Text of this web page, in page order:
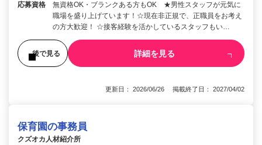
応募資格
無資格OK・ブランクある方もOK ★男性スタッフが元気に
職場を盛り上げています！☆現在非正規で、正職員をお考え
の方大歓迎！ ☆接客経験を活かしているスタッフもい…
後で見る 詳細を見る
更新日： 2026/06/26 掲載終了日： 2027/04/02
保育園の事務員
クズオカ人材紹介所